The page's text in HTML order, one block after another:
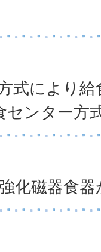
式により
センター方
化磁器食